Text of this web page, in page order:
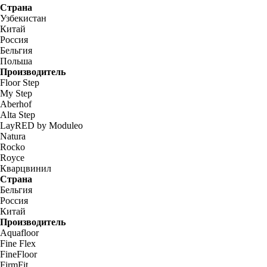
Страна
Узбекистан
Китай
Россия
Бельгия
Польша
Производитель
Floor Step
My Step
Aberhof
Alta Step
LayRED by Moduleo
Natura
Rocko
Royce
Кварцвинил
Страна
Бельгия
Россия
Китай
Производитель
Aquafloor
Fine Flex
FineFloor
FirmFit